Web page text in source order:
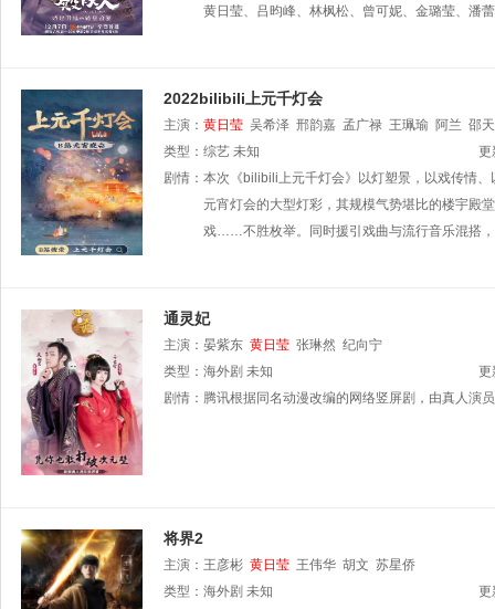
黄日莹、吕昀峰、林枫松、曾可妮、金璐莹、潘
2022bilibili上元千灯会
主演： 黄日莹 吴希泽 邢韵嘉 孟广禄 王珮瑜 阿兰 邵
类型： 综艺 未知
更
剧情： 本次《bilibili上元千灯会》以灯塑景，以戏传情
元宵灯会的大型灯彩，其规模气势堪比的楼宇殿
戏……不胜枚举。同时援引戏曲与流行音乐混搭
通灵妃
主演： 晏紫东 黄日莹 张琳然 纪向宁
类型： 海外剧 未知
更
剧情： 腾讯根据同名动漫改编的网络竖屏剧，由真人演
将界2
主演： 王彦彬 黄日莹 王伟华 胡文 苏星侨
类型： 海外剧 未知
更